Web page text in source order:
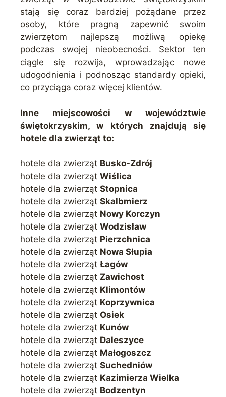
stają się coraz bardziej pożądane przez
osoby, które pragną zapewnić swoim
zwierzętom najlepszą możliwą opiekę
podczas swojej nieobecności. Sektor ten
ciągle się rozwija, wprowadzając nowe
udogodnienia i podnosząc standardy opieki,
co przyciąga coraz więcej klientów.
Inne miejscowości w województwie
świętokrzyskim, w których znajdują się
hotele dla zwierząt to:
hotele dla zwierząt Busko-Zdrój
hotele dla zwierząt Wiślica
hotele dla zwierząt Stopnica
hotele dla zwierząt Skalbmierz
hotele dla zwierząt Nowy Korczyn
hotele dla zwierząt Wodzisław
hotele dla zwierząt Pierzchnica
hotele dla zwierząt Nowa Słupia
hotele dla zwierząt Łagów
hotele dla zwierząt Zawichost
hotele dla zwierząt Klimontów
hotele dla zwierząt Koprzywnica
hotele dla zwierząt Osiek
hotele dla zwierząt Kunów
hotele dla zwierząt Daleszyce
hotele dla zwierząt Małogoszcz
hotele dla zwierząt Suchedniów
hotele dla zwierząt Kazimierza Wielka
hotele dla zwierząt Bodzentyn